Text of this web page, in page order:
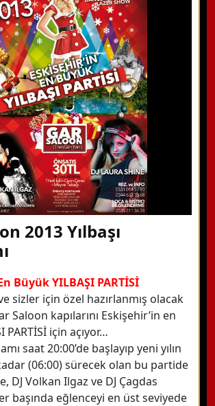
ile Bilgi Alın
Arayın
Bilgi Alın
2013 Yılbaşı
Büyük YILBAŞI PARTİSİ
ve sizler için özel hazırlanmış olacak
Saloon kapılarını Eskişehir’in en
PARTİSİ için açıyor…
saat 20:00’de başlayıp yeni yılın
(06:00) sürecek olan bu partide
DJ Volkan Ilgaz ve DJ Çagdas
başında eğlenceyi en üst seviyede